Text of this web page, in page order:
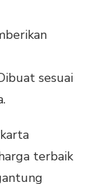
sesuai
terbaik